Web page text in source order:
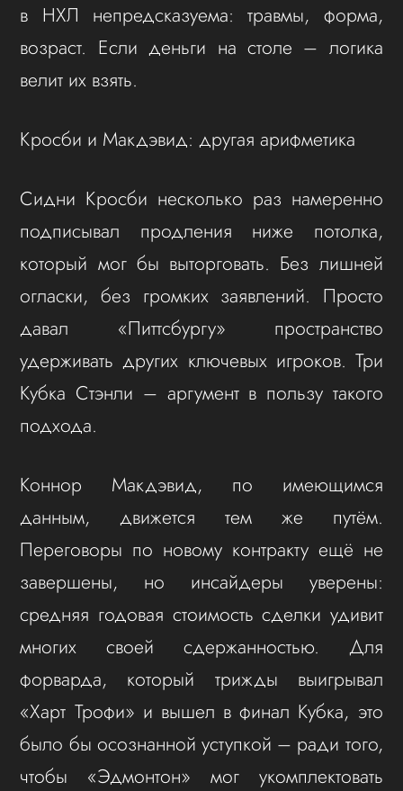
в НХЛ непредсказуема: травмы, форма,
возраст. Если деньги на столе – логика
велит их взять.
Кросби и Макдэвид: другая арифметика
Сидни Кросби несколько раз намеренно
подписывал продления ниже потолка,
который мог бы выторговать. Без лишней
огласки, без громких заявлений. Просто
давал «Питтсбургу» пространство
удерживать других ключевых игроков. Три
Кубка Стэнли – аргумент в пользу такого
подхода.
Коннор Макдэвид, по имеющимся
данным, движется тем же путём.
Переговоры по новому контракту ещё не
завершены, но инсайдеры уверены:
средняя годовая стоимость сделки удивит
многих своей сдержанностью. Для
форварда, который трижды выигрывал
«Харт Трофи» и вышел в финал Кубка, это
было бы осознанной уступкой – ради того,
чтобы «Эдмонтон» мог укомплектовать